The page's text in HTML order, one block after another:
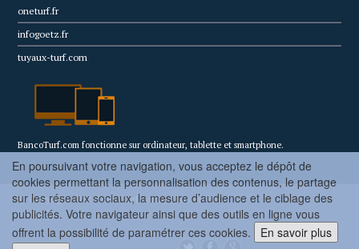
oneturf.fr
infogoetz.fr
tuyaux-turf.com
BancoTurf.com fonctionne sur ordinateur, tablette et smartphone.
© Copyright 2022 BancoTurf.com - Tous droits
réservés.
En poursuivant votre navigation, vous acceptez le dépôt de
cookies permettant la personnalisation des contenus, le partage
sur les réseaux sociaux, la mesure d’audience et le ciblage des
publicités. Votre navigateur ainsi que des outils en ligne vous
offrent la possibilité de paramétrer ces cookies.
En savoir plus